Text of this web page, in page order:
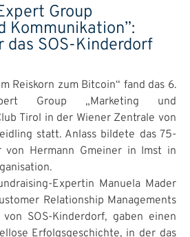
Group
Kommunikation”:
das SOS-Kinderdorf
Reiskorn zum Bitcoin“ fand das 6.
Group „Marketing und
Tirol in der Wiener Zentrale von
statt. Anlass bildete das 75-
von Hermann Gmeiner in Imst in
Expertin Manuela Mader
Relationship Managements
SOS-Kinderdorf, gaben einen
Erfolgsgeschichte, in der das